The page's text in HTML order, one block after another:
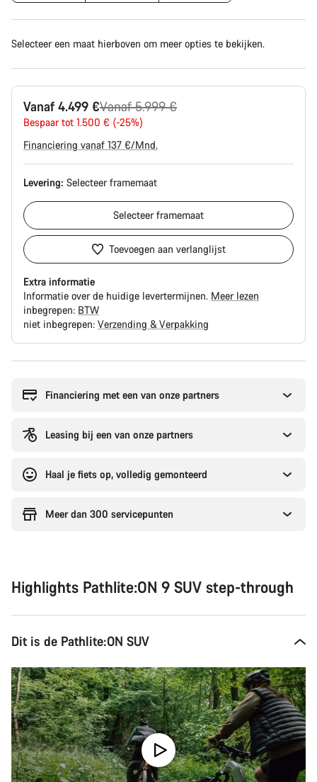
Selecteer een maat hierboven om meer opties te bekijken.
Vanaf 4.499 €
Originele
Prijs
Vanaf 5.999 €
Bespaar tot 1.500 € (-25%)
Financiering vanaf 137 €/Mnd.
Levering: Selecteerframemaat
Selecteerframemaat
Toevoegen aan verlanglijst
Extra informatie
Informatie over de huidige levertermijnen. Meer lezen
inbegrepen: BTW
niet inbegrepen: Verzending & Verpakking
Financiering met een van onze partners
Leasing bij een van onze partners
Haal je fiets op, volledig gemonteerd
Meer dan 300 servicepunten
Highlights Pathlite:ON 9 SUV step-through
Dit is de Pathlite:ON SUV